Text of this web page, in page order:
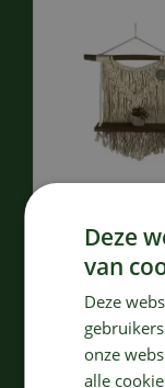
,
Dans le
Deze
van
Deze
onze
alle